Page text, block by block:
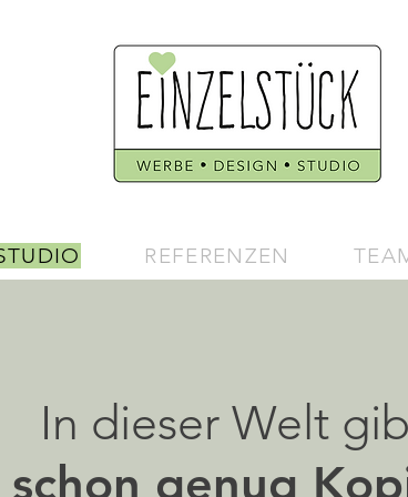
REFERENZEN
In dieser Welt
schon genug